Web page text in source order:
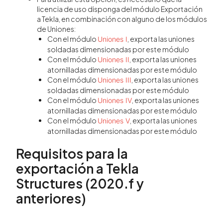
licencia de uso disponga del módulo Exportación
a Tekla, en combinación con alguno de los módulos
de Uniones:
Con el módulo Uniones I , exporta las uniones
soldadas dimensionadas por este módulo
Con el módulo Uniones II , exporta las uniones
atornilladas dimensionadas por este módulo
Con el módulo Uniones III , exporta las uniones
soldadas dimensionadas por este módulo
Con el módulo Uniones IV , exporta las uniones
atornilladas dimensionadas por este módulo
Con el módulo Uniones V , exporta las uniones
atornilladas dimensionadas por este módulo
Requisitos para la
exportación a Tekla
Structures (2020.f y
anteriores)